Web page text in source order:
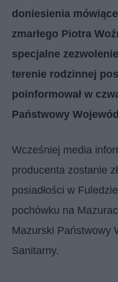
doniesienia
zmarłego Piotra
specjalne
terenie rodzinnej
poinformował w
Państwowy
Wcześniej media
producenta zostanie
posiadłości w
pochówku na
Mazurski Państwowy
Sanitarny.